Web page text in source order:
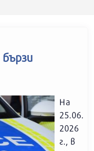
На
25.06.
2026
г., в